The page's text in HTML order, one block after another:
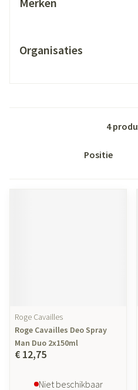
Organisaties
4
Sorteer op:
Roge Cavailles
Roge Cavailles Deo Spray
Man Duo 2x150ml
€ 12,75
Niet beschikbaar